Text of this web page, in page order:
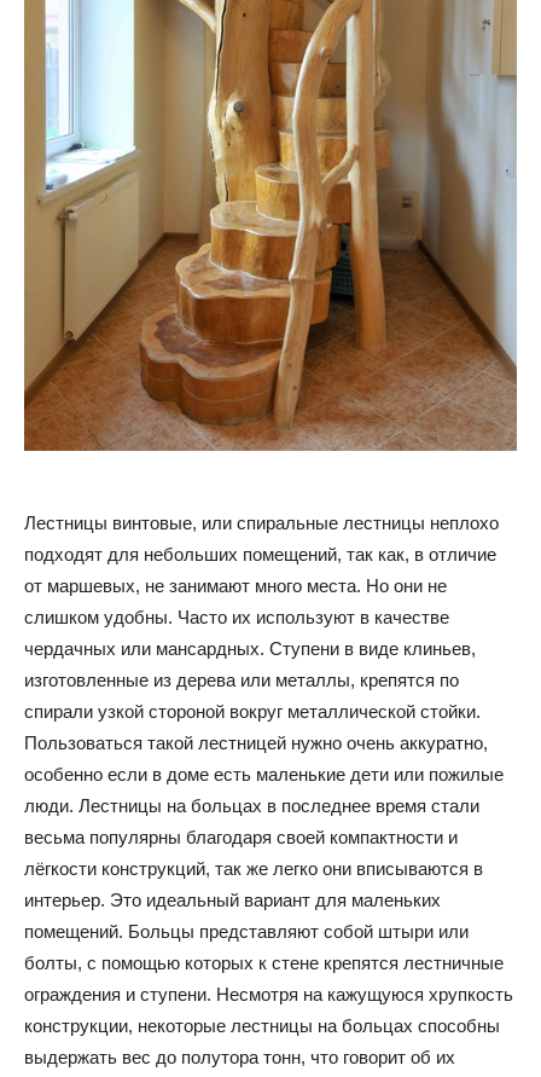
Лестницы винтовые, или спиральные лестницы неплохо
подходят для небольших помещений, так как, в отличие
от маршевых, не занимают много места. Но они не
слишком удобны. Часто их используют в качестве
чердачных или мансардных. Ступени в виде клиньев,
изготовленные из дерева или металлы, крепятся по
спирали узкой стороной вокруг металлической стойки.
Пользоваться такой лестницей нужно очень аккуратно,
особенно если в доме есть маленькие дети или пожилые
люди. Лестницы на больцах в последнее время стали
весьма популярны благодаря своей компактности и
лёгкости конструкций, так же легко они вписываются в
интерьер. Это идеальный вариант для маленьких
помещений. Больцы представляют собой штыри или
болты, с помощью которых к стене крепятся лестничные
ограждения и ступени. Несмотря на кажущуюся хрупкость
конструкции, некоторые лестницы на больцах способны
выдержать вес до полутора тонн, что говорит об их